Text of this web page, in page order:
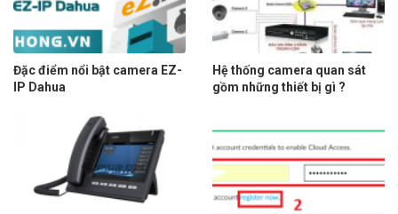
Đặc điểm nổi bật camera EZ-
IP Dahua
Hệ thống camera quan sát
gồm những thiết bị gì ?